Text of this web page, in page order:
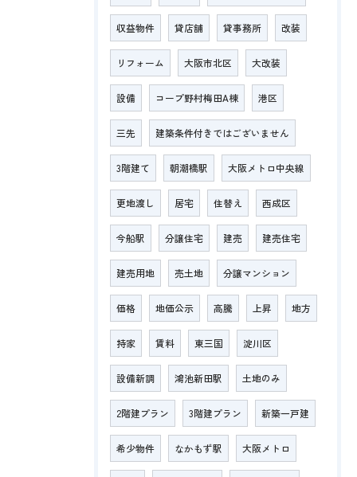
収益物件 貸店舗 貸事務所 改装
リフォーム 大阪市北区 大改装
設備 コープ野村梅田A棟 港区
三先 建築条件付きではございません
3階建て 朝潮橋駅 大阪メトロ中央線
更地渡し 居宅 住替え 西成区
今船駅 分譲住宅 建売 建売住宅
建売用地 売土地 分譲マンション
価格 地価公示 高騰 上昇 地方
持家 賃料 東三国 淀川区
設備新調 鴻池新田駅 土地のみ
2階建プラン 3階建プラン 新築一戸建
希少物件 なかもず駅 大阪メトロ